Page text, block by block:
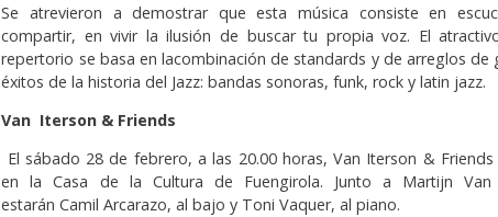
Se atrevieron a demostrar que esta música consiste en
compartir, en vivir la ilusión de buscar tu propia voz. El
repertorio se basa en lacombinación de standards y de arreglos de
éxitos de la historia del Jazz: bandas sonoras, funk, rock y latin jazz.
Van Iterson & Friends
El sábado 28 de febrero, a las 20.00 horas, Van Iterson & Friends
en la Casa de la Cultura de Fuengirola. Junto a Martijn Van
estarán Camil Arcarazo, al bajo y Toni Vaquer, al piano.